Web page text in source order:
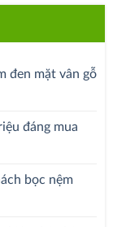
đen mặt vân gỗ
đáng mua
bọc nệm